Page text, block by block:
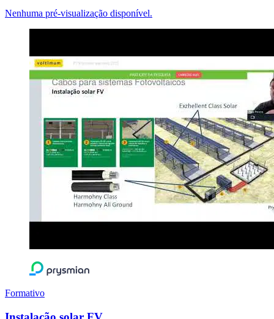
Nenhuma pré-visualização disponível.
Formativo